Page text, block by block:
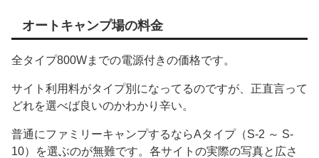
オートキャンプ場の料金
全タイプ800Wまでの電源付きの価格です。
サイト利用料がタイプ別になってるのですが、正直言って
どれを選べば良いのかわかり辛い。
普通にファミリーキャンプするならAタイプ（S-2 ～ S-
10）を選ぶのが無難です。各サイトの実際の写真と広さ